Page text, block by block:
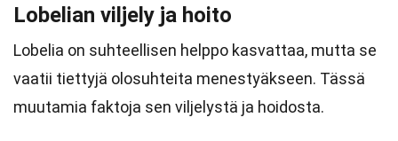
Lobelian viljely ja hoito
Lobelia on suhteellisen helppo kasvattaa, mutta se
vaatii tiettyjä olosuhteita menestyäkseen. Tässä
muutamia faktoja sen viljelystä ja hoidosta.